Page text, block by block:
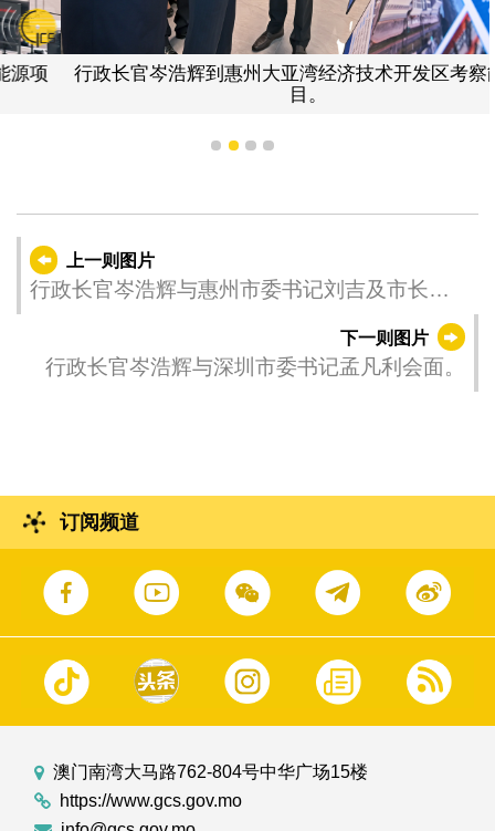
行政长官岑浩辉到惠州大亚湾经济技术开发区考察能源项
1 2 3 4
上一则图片
行政长官岑浩辉与惠州市委书记刘吉及市长陈
下一则图片
行政长官岑浩辉与深圳市委书记孟凡利会面。
订阅频道
澳门南湾大马路762-804号中华广场15楼
https://www.gcs.gov.mo